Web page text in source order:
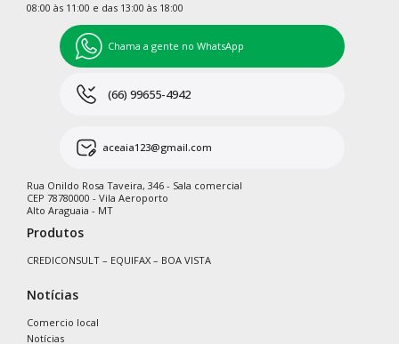
08:00 às 11:00 e das 13:00 às 18:00
Chama a gente no WhatsApp
(66) 99655-4942
aceaia123@gmail.com
Rua Onildo Rosa Taveira, 346 - Sala comercial
CEP 78780000 - Vila Aeroporto
Alto Araguaia - MT
Produtos
CREDICONSULT – EQUIFAX – BOA VISTA
Notícias
Comercio local
Notícias